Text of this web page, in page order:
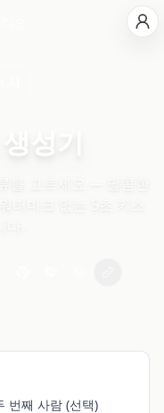
성기
번째 사람 (선택)